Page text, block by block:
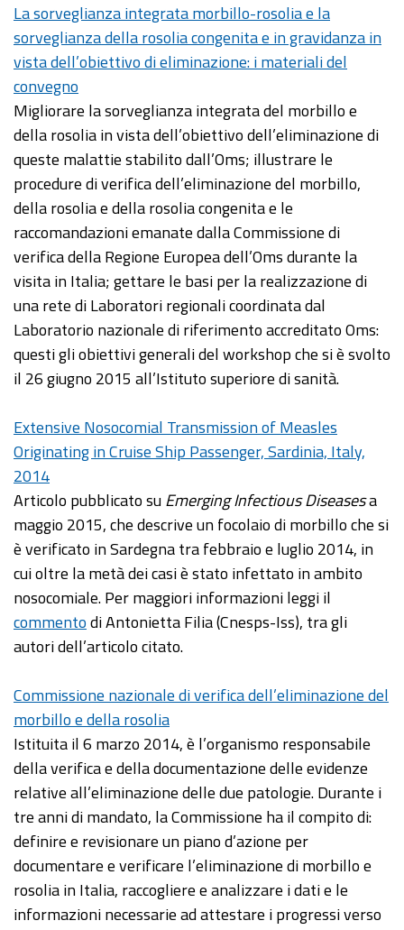
La sorveglianza integrata morbillo-rosolia e la
sorveglianza della rosolia congenita e in gravidanza in
vista dell’obiettivo di eliminazione: i materiali del
convegno
Migliorare la sorveglianza integrata del morbillo e
della rosolia in vista dell’obiettivo dell’eliminazione di
queste malattie stabilito dall’Oms; illustrare le
procedure di verifica dell’eliminazione del morbillo,
della rosolia e della rosolia congenita e le
raccomandazioni emanate dalla Commissione di
verifica della Regione Europea dell’Oms durante la
visita in Italia; gettare le basi per la realizzazione di
una rete di Laboratori regionali coordinata dal
Laboratorio nazionale di riferimento accreditato Oms:
questi gli obiettivi generali del workshop che si è svolto
il 26 giugno 2015 all’Istituto superiore di sanità.
Extensive Nosocomial Transmission of Measles
Originating in Cruise Ship Passenger, Sardinia, Italy,
2014
Articolo pubblicato suEmerging Infectious Diseasesa
maggio 2015, che descrive un focolaio di morbillo che si
è verificato in Sardegna tra febbraio e luglio 2014, in
cui oltre la metà dei casi è stato infettato in ambito
nosocomiale. Per maggiori informazioni leggi il
commentodi Antonietta Filia (Cnesps-Iss), tra gli
autori dell’articolo citato.
Commissione nazionale di verifica dell’eliminazione del
morbillo e della rosolia
Istituita il 6 marzo 2014, è l’organismo responsabile
della verifica e della documentazione delle evidenze
relative all’eliminazione delle due patologie. Durante i
tre anni di mandato, la Commissione ha il compito di:
definire e revisionare un piano d’azione per
documentare e verificare l’eliminazione di morbillo e
rosolia in Italia, raccogliere e analizzare i dati e le
informazioni necessarie ad attestare i progressi verso